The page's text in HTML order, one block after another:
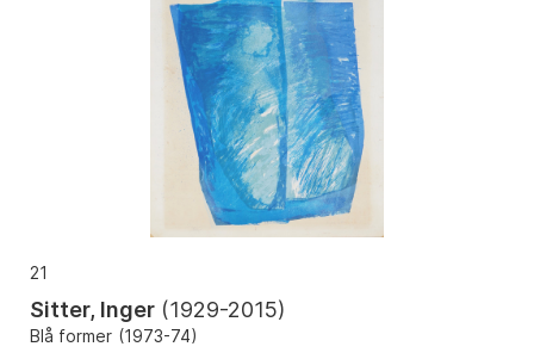
21
Sitter, Inger (1929-2015)
Blå former (1973-74)